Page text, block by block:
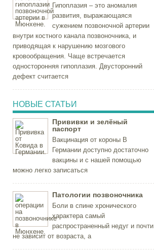
Гипоплазия – это аномалия
развития, выражающаяся
сужением позвоночной артерии
внутри костного канала позвоночника, и
приводящая к нарушению мозгового
кровообращения. Чаще встречается
односторонняя гипоплазия. Двусторонний
дефект считается
НОВЫЕ СТАТЬИ
Прививки и зелёный
паспорт
Вакцинация от короны В
Германии доступно достаточно
вакцины и с нашей помощью
можно легко записаться
Патологии позвоночника
Боли в спине хронического
характера самый
распространенный недуг и почти
не зависит от возраста, а